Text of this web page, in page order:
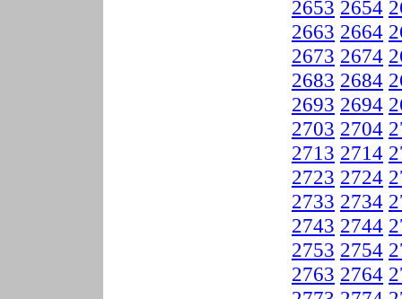
2653 2654
2663 2664
2673 2674
2683 2684
2693 2694
2703 2704
2713 2714
2723 2724
2733 2734
2743 2744
2753 2754
2763 2764